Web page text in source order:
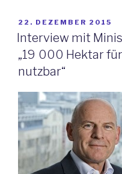
VERÖFFENTLICHT
AM
22. DEZEMBER 2015
Interview mit
„19 000 Hektar
nutzbar“